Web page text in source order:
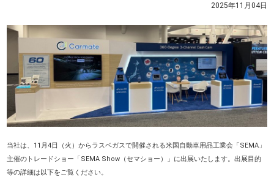
2025年11月04日
当社は、11月4日（火）からラスベガスで開催される米国自動車用品工業会「SEMA」
主催のトレードショー「SEMA Show（セマショー）」に出展いたします。出展目的
等の詳細は以下をご覧ください。